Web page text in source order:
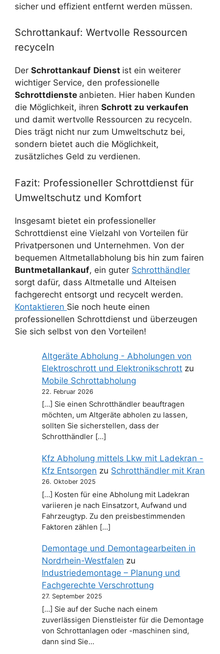
sicher und effizient entfernt werden müssen.
Schrottankauf: Wertvolle Ressourcen
recyceln
Der Schrottankauf Dienst ist ein weiterer
wichtiger Service, den professionelle
Schrottdienste anbieten. Hier haben Kunden
die Möglichkeit, ihren Schrott zu verkaufen
und damit wertvolle Ressourcen zu recyceln.
Dies trägt nicht nur zum Umweltschutz bei,
sondern bietet auch die Möglichkeit,
zusätzliches Geld zu verdienen.
Fazit: Professioneller Schrottdienst für
Umweltschutz und Komfort
Insgesamt bietet ein professioneller
Schrottdienst eine Vielzahl von Vorteilen für
Privatpersonen und Unternehmen. Von der
bequemen Altmetallabholung bis hin zum fairen
Buntmetallankauf, ein guter Schrotthändler
sorgt dafür, dass Altmetalle und Alteisen
fachgerecht entsorgt und recycelt werden.
Kontaktieren Sie noch heute einen
professionellen Schrottdienst und überzeugen
Sie sich selbst von den Vorteilen!
Altgeräte Abholung - Abholungen von
Elektroschrott und Elektronikschrott zu
Mobile Schrottabholung
22. Februar 2026
[…] Sie einen Schrotthändler beauftragen
möchten, um Altgeräte abholen zu lassen,
sollten Sie sicherstellen, dass der
Schrotthändler […]
Kfz Abholung mittels Lkw mit Ladekran -
Kfz Entsorgen zu Schrotthändler mit Kran
26. Oktober 2025
[…] Kosten für eine Abholung mit Ladekran
variieren je nach Einsatzort, Aufwand und
Fahrzeugtyp. Zu den preisbestimmenden
Faktoren zählen […]
Demontage und Demontagearbeiten in
Nordrhein-Westfalen zu
Industriedemontage – Planung und
Fachgerechte Verschrottung
27. September 2025
[…] Sie auf der Suche nach einem
zuverlässigen Dienstleister für die Demontage
von Schrottanlagen oder -maschinen sind,
dann sind Sie…